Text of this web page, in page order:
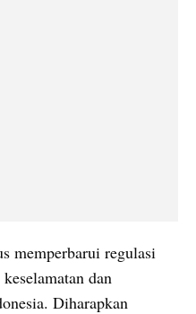
memperbarui regulasi
dan
Diharapkan